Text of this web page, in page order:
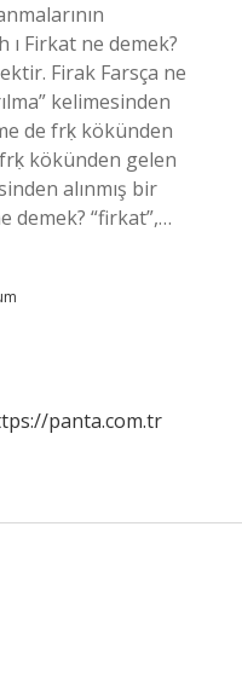
ı Firkat ne demek?
Firak Farsça ne
de frḳ kökünden
kökünden gelen
demek? “firkat”,…
panta.com.tr